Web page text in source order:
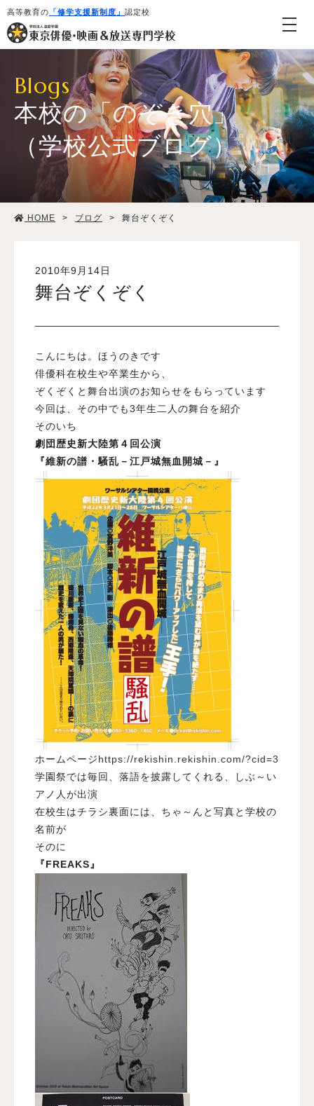
高等教育の 「修学支援新制度」 認定校
学校紹介・教育システム
学生生活
入試案内
学校情報
オープンキャンパス
訪問者別メニュー
Blogs
本校の「のぞき穴」
（学校公式ブログ）
HOME > ブログ > 舞台ぞくぞく
2010年9月14日
舞台ぞくぞく
こんにちは。ほうのきです
俳優科在校生や卒業生から、
ぞくぞくと舞台出演のお知らせをもらっています
今回は、その中でも3年生二人の舞台を紹介
そのいち
劇団歴史新大陸第４回公演
『維新の譜・騒乱－江戸城無血開城－』
ホームページhttps://rekishin.rekishin.com/?cid=3
学園祭では毎回、落語を披露してくれる、しぶ～い
アノ人が出演
在校生はチラシ裏面には、ちゃ～んと写真と学校の
名前が
そのに
『FREAKS』